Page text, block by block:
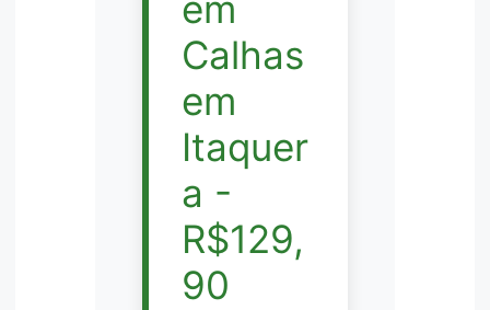
Calhas
em
Itaquer
a -
R$129,
90